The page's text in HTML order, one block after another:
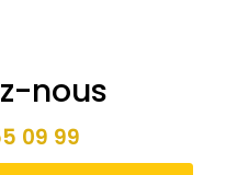
nous
09 99